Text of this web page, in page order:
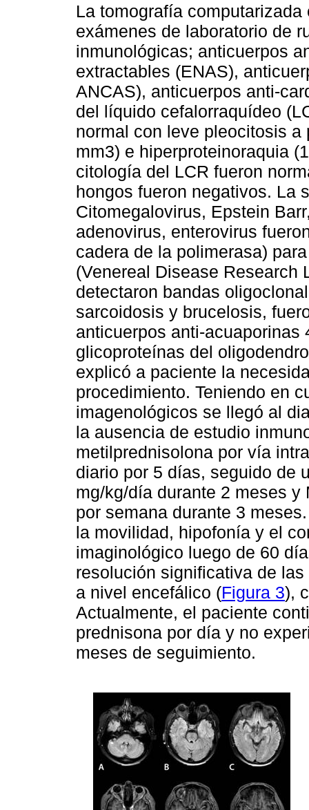
La tomografía
exámenes de laboratorio de
inmunológicas; anticuerpos
extractables (ENAS),
ANCAS), anticuerpos anti-
del líquido cefalorraquídeo
normal con leve pleocitosis
mm3) e hiperproteinoraquia
citología del LCR fueron
hongos fueron negativos. La
Citomegalovirus, Epstein
adenovirus, enterovirus
cadera de la polimerasa)
(Venereal Disease Research
detectaron bandas
sarcoidosis y brucelosis,
anticuerpos anti-acuaporinas
glicoproteínas del
explicó a paciente la
procedimiento. Teniendo en
imagenológicos se llegó al
la ausencia de estudio
metilprednisolona por vía
diario por 5 días, seguido de
mg/kg/día durante 2 meses
por semana durante 3
la movilidad, hipofonía y el
imaginológico luego de 60
resolución significativa de
a nivel encefálico (Figura 3),
Actualmente, el paciente
prednisona por día y no
meses de seguimiento.